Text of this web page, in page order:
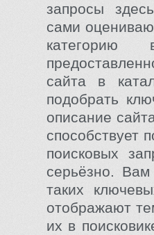
запросы
сами
категорию
сайта в
подобрать
описание
способствует
поисковых
серьёзно.
таких
отображают
их в